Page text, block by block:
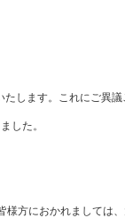
します。これにご異議
した。
方におかれましては